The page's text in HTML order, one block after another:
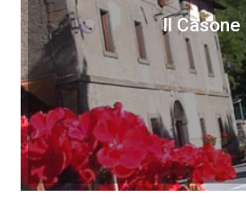
Il Casone
Il Casone